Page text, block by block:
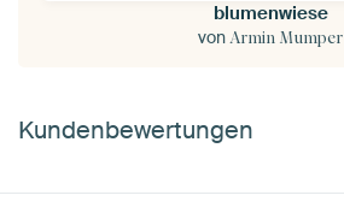
blumenwiese
vonArmin Mumper
Kundenbewertungen